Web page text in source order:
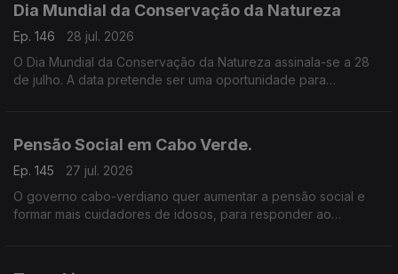
Dia Mundial da Conservação da Natureza
Ep. 146
28 jul. 2026
O Dia Mundial da Conservação da Natureza assinala-se a 28
de julho. A data pretende ser uma oportunidade para
Pensão Social em Cabo Verde.
Ep. 145
27 jul. 2026
O governo cabo-verdiano quer aumentar a pensão social e
formar mais cuidadores de idosos, para responder ao